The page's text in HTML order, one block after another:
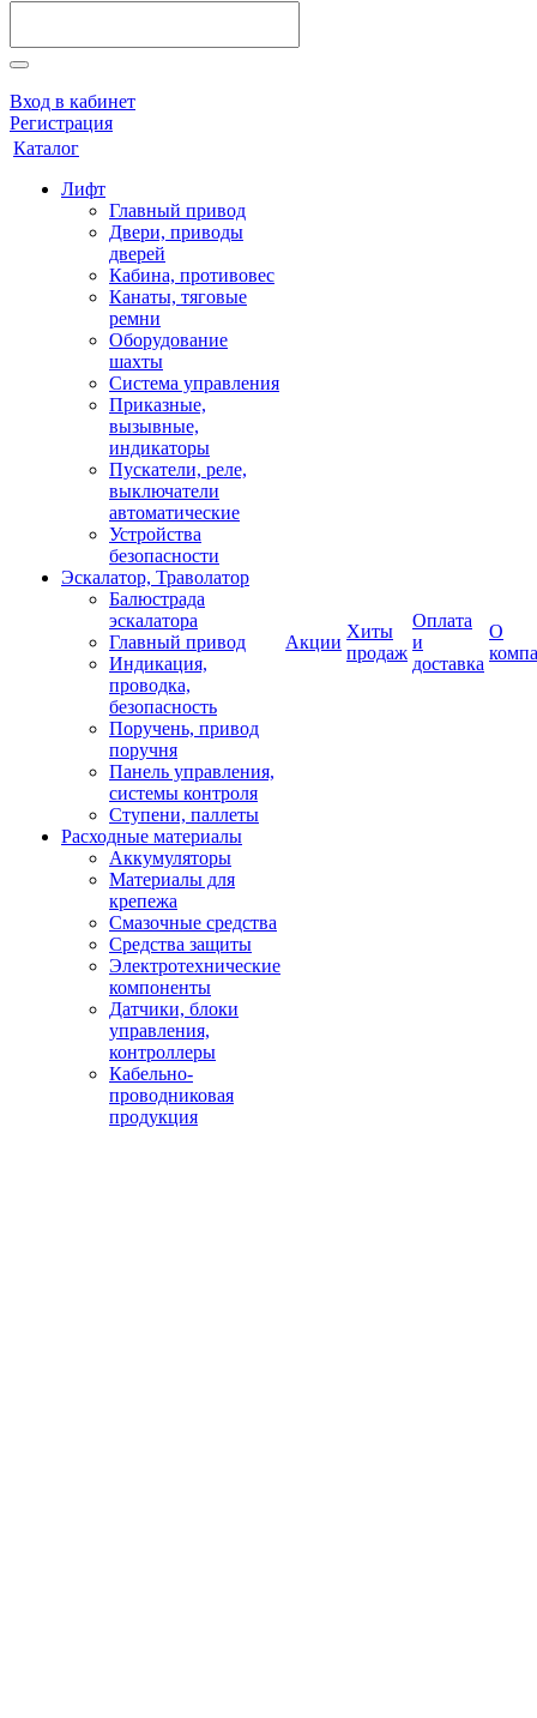
Вход в кабинет
Регистрация
Каталог
Лифт
Главный привод
Двери, приводы
дверей
Кабина, противовес
Канаты, тяговые
ремни
Оборудование
шахты
Система управления
Приказные,
вызывные,
индикаторы
Пускатели, реле,
выключатели
автоматические
Устройства
безопасности
Эскалатор, Траволатор
Балюстрада
эскалатора
Главный привод
Индикация,
проводка,
безопасность
Поручень, привод
поручня
Панель управления,
системы контроля
Ступени, паллеты
Расходные материалы
Аккумуляторы
Материалы для
крепежа
Смазочные средства
Средства защиты
Электротехнические
компоненты
Датчики, блоки
управления,
контроллеры
Кабельно-
проводниковая
продукция
Акции
Хиты
продаж
Оплата
и
доставка
О